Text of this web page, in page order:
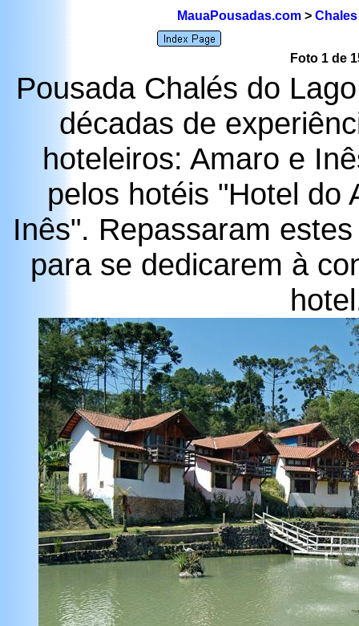
MauaPousadas.com >
Foto 1 de
Pousada Chalés do
décadas de
hoteleiros: Amaro e
pelos hotéis "Hotel do
Inês". Repassaram
para se dedicarem à